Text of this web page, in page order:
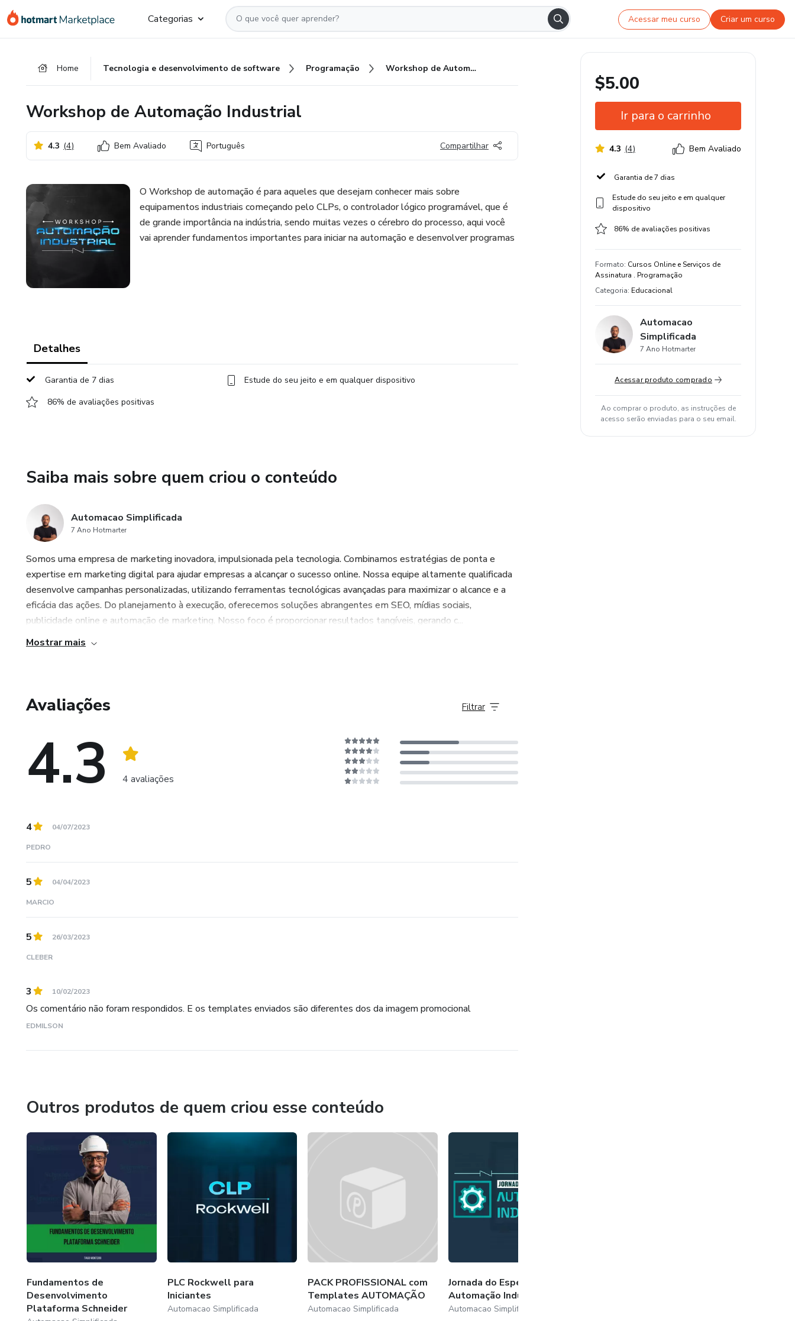
para
para
para
Categorias Acessar meu curso Criar um curso
Home Tecnologia e desenvolvimento de software Programação Workshop de Automação Industrial
Workshop de Automação Industrial
4.3 (4) Bem Avaliado Português Compartilhar
O Workshop de automação é para aqueles que desejam conhecer mais sobre
equipamentos industriais começando pelo CLPs, o controlador lógico programável, que é
de grande importância na indústria, sendo muitas vezes o cérebro do processo, aqui você
vai aprender fundamentos importantes para iniciar na automação e desenvolver programas
Detalhes
Garantia de 7 dias
Estude do seu jeito e em qualquer dispositivo
86% de avaliações positivas
Saiba mais sobre quem criou o conteúdo
Automacao Simplificada
7 Ano Hotmarter
Somos uma empresa de marketing inovadora, impulsionada pela tecnologia. Combinamos estratégias de ponta e
expertise em marketing digital para ajudar empresas a alcançar o sucesso online. Nossa equipe altamente qualificada
desenvolve campanhas personalizadas, utilizando ferramentas tecnológicas avançadas para maximizar o alcance e a
eficácia das ações. Do planejamento à execução, oferecemos soluções abrangentes em SEO, mídias sociais,
publicidade online e automação de marketing. Nosso foco é proporcionar resultados tangíveis, gerando c...
Mostrar mais
Avaliações
4.3 4 avaliações
Filtrar
4 04/07/2023
PEDRO
5 04/04/2023
MARCIO
5 26/03/2023
CLEBER
3 10/02/2023
Os comentário não foram respondidos. E os templates enviados são diferentes dos da imagem promocional
EDMILSON
Outros produtos de quem criou esse conteúdo
Fundamentos de
Desenvolvimento
Plataforma Schneider
PLC Rockwell para
Iniciantes
Automacao Simplificada
PACK PROFISSIONAL com
Templates AUTOMAÇÃO
Automacao Simplificada
Jornada do Especialista em
Automação Industrial
Automacao Simplificada
$5.00
Ir para o carrinho
4.3 (4) Bem Avaliado
Garantia de 7 dias
Estude do seu jeito e em qualquer
dispositivo
86% de avaliações positivas
Formato: Cursos Online e Serviços de
Assinatura . Programação
Categoria: Educacional
Automacao
Simplificada
7 Ano Hotmarter
Acessar produto comprado
Ao comprar o produto, as instruções de
acesso serão enviadas para o seu email.